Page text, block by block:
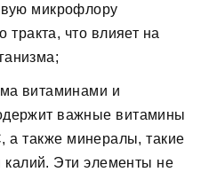
микрофлору
тракта, что влияет на
витаминами и
важные витамины
а также минералы, такие
калий. Эти элементы не